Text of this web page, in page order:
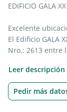
EDIFICIO GALA XX
Excelente
El Edificio GALA
Nro.: 2613 entre
Provincia de:
Cercanía y
Leer
Pedir más